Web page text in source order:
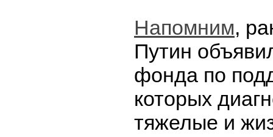
Напомним,
Путин
фонда по
которых
тяжелые и